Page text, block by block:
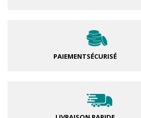
PAIEMENTSÉCURISÉ